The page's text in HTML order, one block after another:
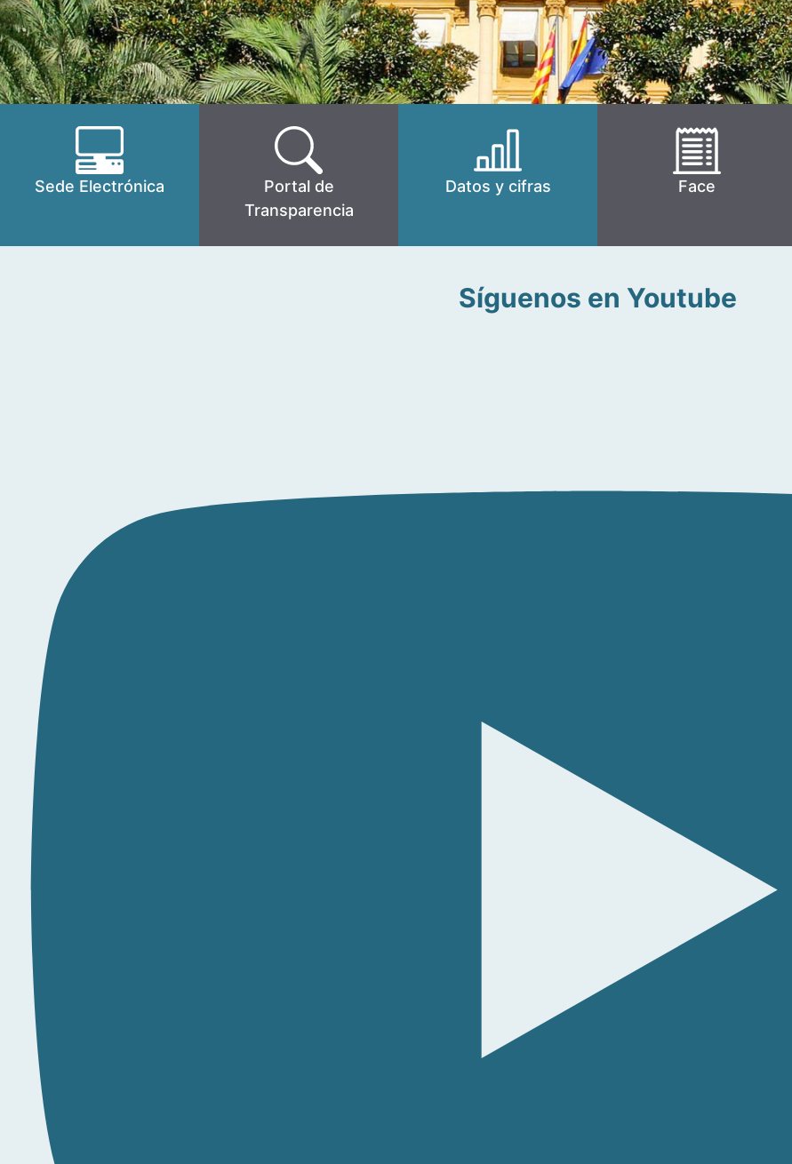
Sede Electrónica
Portal de
Transparencia
Datos y cifras Face
Síguenos en Youtube